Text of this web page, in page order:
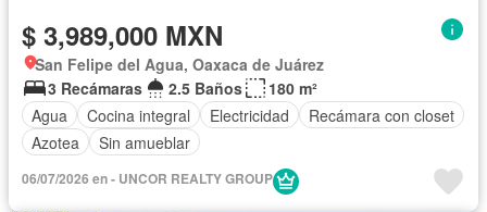
$ 3,989,000 MXN
San Felipe del Agua, Oaxaca de Juárez
3 Recámaras
2.5 Baños
180 m²
Agua
Cocina integral Electricidad
Recámara con closet
Azotea
Sin amueblar
06/07/2026 en - UNCOR REALTY GROUP